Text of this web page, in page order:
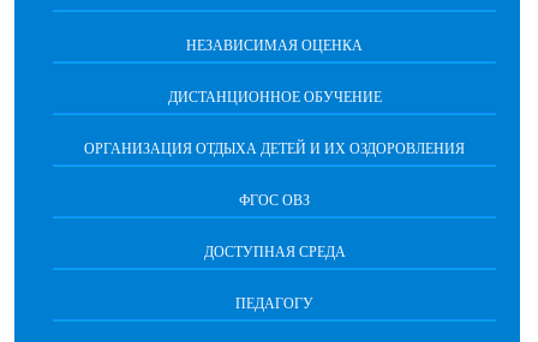
НЕЗАВИСИМАЯ ОЦЕНКА
ДИСТАНЦИОННОЕ ОБУЧЕНИЕ
ОРГАНИЗАЦИЯ ОТДЫХА ДЕТЕЙ И ИХ ОЗДОРОВЛЕНИЯ
ФГОС ОВЗ
ДОСТУПНАЯ СРЕДА
ПЕДАГОГУ